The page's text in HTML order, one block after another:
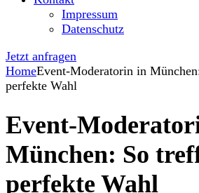
Impressum
Datenschutz
Jetzt anfragen
HomeEvent-Moderatorin in
perfekte Wahl
Event-
München: So
perfekte Wahl